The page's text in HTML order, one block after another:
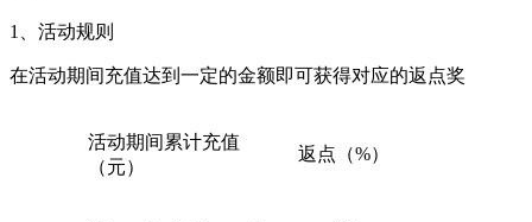
1、活动规则
在活动期间充值达到一定的金额即可获得对应的返点奖
活动期间累计充值
（元）
返点（%）